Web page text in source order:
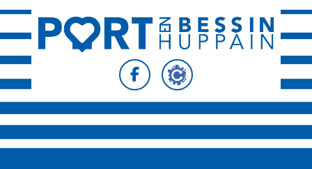
Suivez-nous sur
Suivez-nous sur